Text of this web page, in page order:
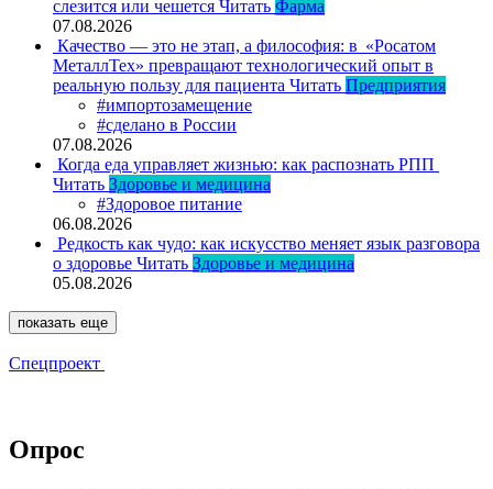
слезится или чешется Читать Фарма
07.08.2026
Качество — это не этап, а философия: в «Росатом
МеталлТех» превращают технологический опыт в
реальную пользу для пациента Читать Предприятия
#импортозамещение
#сделано в России
07.08.2026
Когда еда управляет жизнью: как распознать РПП
Читать Здоровье и медицина
#Здоровое питание
06.08.2026
Редкость как чудо: как искусство меняет язык разговора
о здоровье Читать Здоровье и медицина
05.08.2026
показать еще
Спецпроект
Опрос